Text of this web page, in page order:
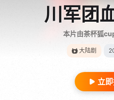
川军团
本片由茶杯狐
大陆剧
立